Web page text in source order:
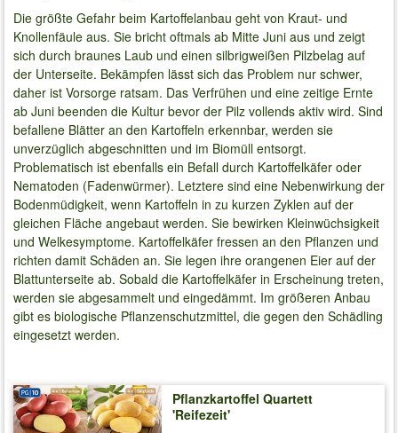
Die größte Gefahr beim Kartoffelanbau geht von Kraut- und
Knollenfäule aus. Sie bricht oftmals ab Mitte Juni aus und zeigt
sich durch braunes Laub und einen silbrigweißen Pilzbelag auf
der Unterseite. Bekämpfen lässt sich das Problem nur schwer,
daher ist Vorsorge ratsam. Das Verfrühen und eine zeitige Ernte
ab Juni beenden die Kultur bevor der Pilz vollends aktiv wird. Sind
befallene Blätter an den Kartoffeln erkennbar, werden sie
unverzüglich abgeschnitten und im Biomüll entsorgt.
Problematisch ist ebenfalls ein Befall durch Kartoffelkäfer oder
Nematoden (Fadenwürmer). Letztere sind eine Nebenwirkung der
Bodenmüdigkeit, wenn Kartoffeln in zu kurzen Zyklen auf der
gleichen Fläche angebaut werden. Sie bewirken Kleinwüchsigkeit
und Welkesymptome. Kartoffelkäfer fressen an den Pflanzen und
richten damit Schäden an. Sie legen ihre orangenen Eier auf der
Blattunterseite ab. Sobald die Kartoffelkäfer in Erscheinung treten,
werden sie abgesammelt und eingedämmt. Im größeren Anbau
gibt es biologische Pflanzenschutzmittel, die gegen den Schädling
eingesetzt werden.
Pflanzkartoffel Quartett
'Reifezeit'